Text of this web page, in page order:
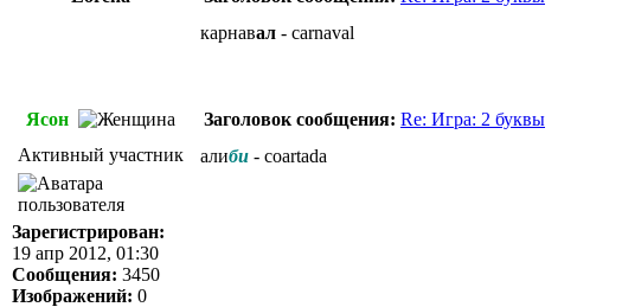
карнавал - carnaval
Ясон Заголовок сообщения: Re: Игра: 2 буквы
Активный участник
Зарегистрирован:
19 апр 2012, 01:30
Сообщения: 3450
Изображений: 0
алиби - coartada